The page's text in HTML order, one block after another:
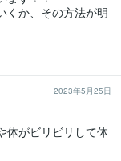
くか、その方法が明
2023年5月25日
体がビリビリして体